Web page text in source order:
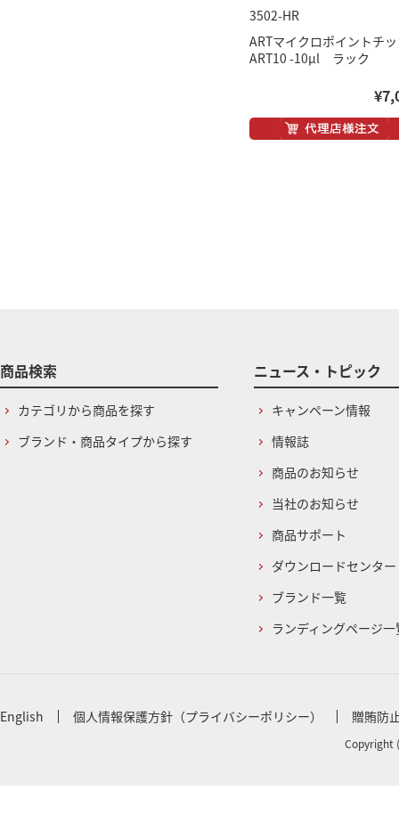
3502-HR
ARTマイクロポイントチ
ART10 -10μl ラック
商品検索
カテゴリから商品を探す
ブランド・商品タイプから探す
ニュース・トピック
キャンペーン情報
情報誌
商品のお知らせ
当社のお知らせ
商品サポート
ダウンロードセンター
ブランド一覧
ランディングページ一
English 個人情報保護方針（プライバシーポリシー） 贈賄防
Copyright